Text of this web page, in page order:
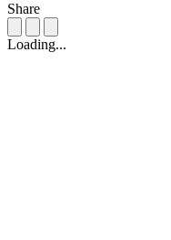
Share
Loading...